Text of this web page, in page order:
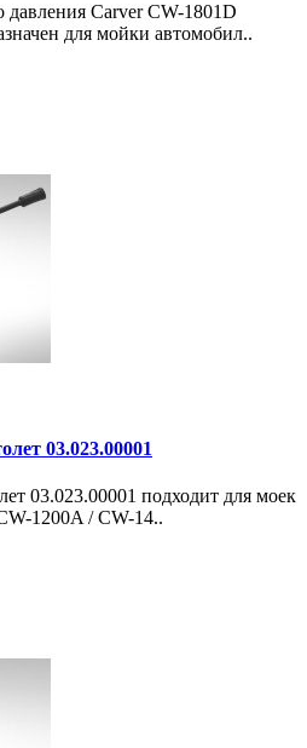
Carver CW-1801D
для мойки автомобил..
03.023.00001
03.023.00001 подходит для моек
1200A / CW-14..